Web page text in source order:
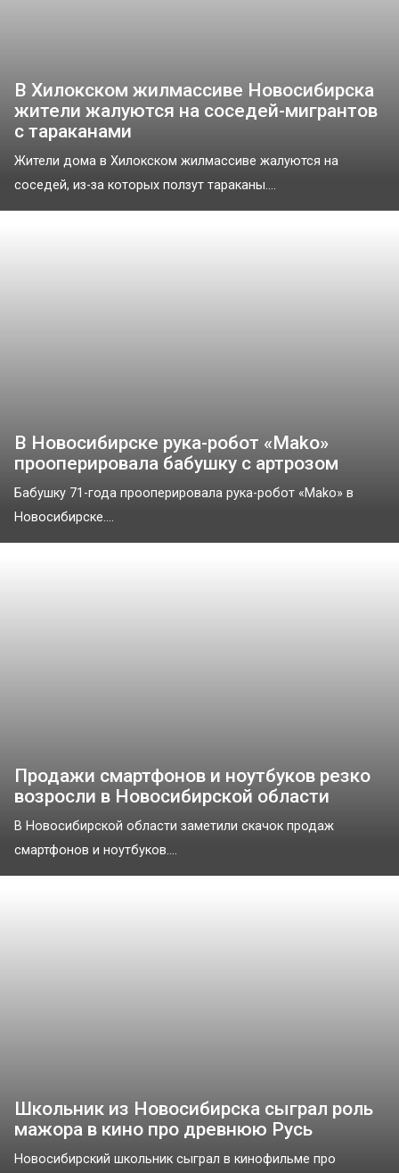
В Хилокском жилмассиве Новосибирска
жители жалуются на соседей-мигрантов
с тараканами
Жители дома в Хилокском жилмассиве жалуются на
соседей, из-за которых ползут тараканы....
В Новосибирске рука-робот «Маko»
прооперировала бабушку с артрозом
Бабушку 71-года прооперировала рука-робот «Маko» в
Новосибирске....
Продажи смартфонов и ноутбуков резко
возросли в Новосибирской области
В Новосибирской области заметили скачок продаж
смартфонов и ноутбуков....
Школьник из Новосибирска сыграл роль
мажора в кино про древнюю Русь
Новосибирский школьник сыграл в кинофильме про